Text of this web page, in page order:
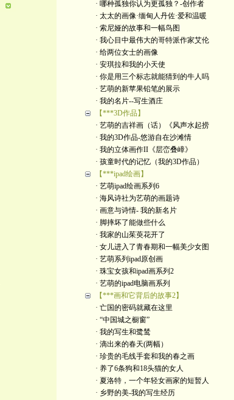
· 哪种孤独你认为更孤独？-创作者
· 太太的画像·缅甸人丹佐·爱和温暖
· 索尼娅的故事和一幅鸟图
· 我心目中最伟大的哥特派作家艾伦
· 给两位女士的画像
· 安琪拉和我的小天使
· 你是用三个标志就能猜到的牛人吗
· 艺萌的新苹果铅笔的展示
· 我的名片--写生酒庄
【***3D作品】
· 艺萌的吉祥画（话）《风声水起捞
· 我的3D作品-悠游自在沙滩情
· 我的立体画作II《层峦叠嶂》
· 孩童时代的记忆（我的3D作品）
【***ipad绘画】
· 艺萌ipad绘画系列6
· 海风诗社为艺萌的画题诗
· 画意与诗情- 我的新名片
· 脚摔坏了能做些什么
· 我家的山茱萸花开了
· 女儿进入了青春期和一幅美少女图
· 艺萌系列ipad原创画
· 珠宝女孩和ipad画系列2
· 艺萌的ipad电脑画系列
【***画和它背后的故事2】
· 亡国的密码就藏在这里
· “中国城之橱窗”
· 我的写生和鹭鸶
· 滴出来的春天(两幅）
· 珍贵的毛线手套和我的春之画
· 养了6条狗和18头猫的女人
· 夏洛特，一个年轻女画家的短暂人
· 乡野的美-我的写生经历